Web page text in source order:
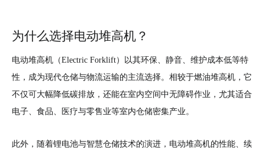
为什么选择电动堆高机？
电动堆高机（Electric Forklift）以其环保、静音、维护成本低等特
性，成为现代仓储与物流运输的主流选择。相较于燃油堆高机，它
不仅可大幅降低碳排放，还能在室内空间中无障碍作业，尤其适合
电子、食品、医疗与零售业等室内仓储密集产业。
此外，随着锂电池与智慧仓储技术的演进，电动堆高机的性能、续